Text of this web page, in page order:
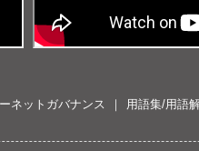
ネットガバナンス 用語集/用語